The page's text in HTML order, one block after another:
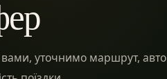
уточнимо маршрут, авто